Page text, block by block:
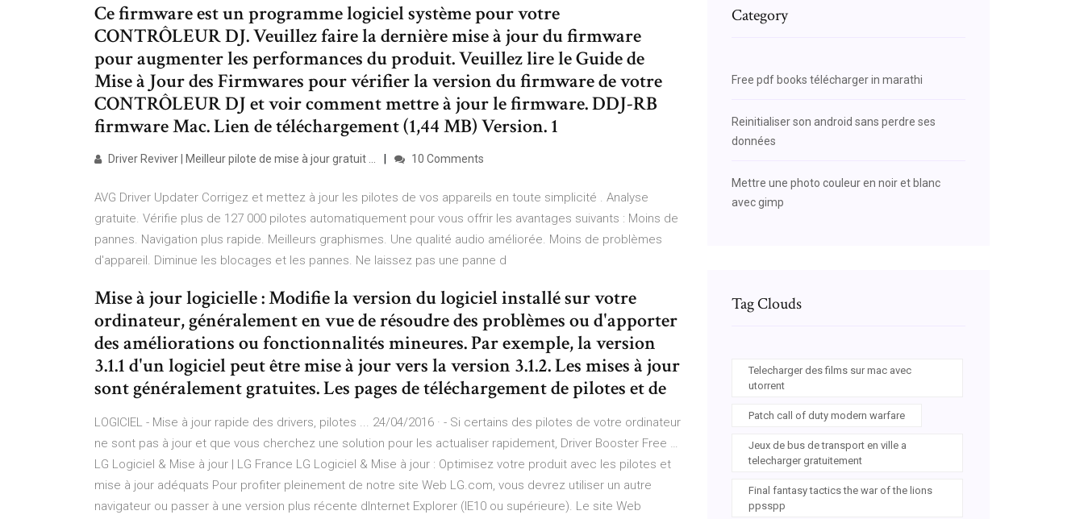
Ce firmware est un programme logiciel système pour votre
CONTRÔLEUR DJ. Veuillez faire la dernière mise à jour du firmware
pour augmenter les performances du produit. Veuillez lire le Guide de
Mise à Jour des Firmwares pour vérifier la version du firmware de votre
CONTRÔLEUR DJ et voir comment mettre à jour le firmware. DDJ-RB
firmware Mac. Lien de téléchargement (1,44 MB) Version. 1
Driver Reviver | Meilleur pilote de mise à jour gratuit ... 10 Comments
AVG Driver Updater Corrigez et mettez à jour les pilotes de vos appareils en toute simplicité . Analyse
gratuite. Vérifie plus de 127 000 pilotes automatiquement pour vous offrir les avantages suivants : Moins de
pannes. Navigation plus rapide. Meilleurs graphismes. Une qualité audio améliorée. Moins de problèmes
d'appareil. Diminue les blocages et les pannes. Ne laissez pas une panne d
Mise à jour logicielle : Modifie la version du logiciel installé sur votre
ordinateur, généralement en vue de résoudre des problèmes ou d'apporter
des améliorations ou fonctionnalités mineures. Par exemple, la version
3.1.1 d'un logiciel peut être mise à jour vers la version 3.1.2. Les mises à jour
sont généralement gratuites. Les pages de téléchargement de pilotes et de
LOGICIEL - Mise à jour rapide des drivers, pilotes ... 24/04/2016 · - Si certains des pilotes de votre ordinateur
ne sont pas à jour et que vous cherchez une solution pour les actualiser rapidement, Driver Booster Free …
LG Logiciel & Mise à jour | LG France LG Logiciel & Mise à jour : Optimisez votre produit avec les pilotes et
mise à jour adéquats Pour profiter pleinement de notre site Web LG.com, vous devrez utiliser un autre
navigateur ou passer à une version plus récente dInternet Explorer (IE10 ou supérieure). Le site Web
Category
Free pdf books télécharger in marathi
Reinitialiser son android sans perdre ses
données
Mettre une photo couleur en noir et blanc
avec gimp
Tag Clouds
Telecharger des films sur mac avec
utorrent
Patch call of duty modern warfare
Jeux de bus de transport en ville a
telecharger gratuitement
Final fantasy tactics the war of the lions
ppsspp